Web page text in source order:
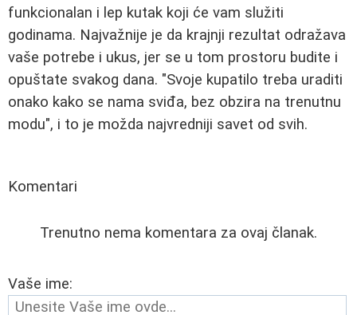
funkcionalan i lep kutak koji će vam služiti
godinama. Najvažnije je da krajnji rezultat odražava
vaše potrebe i ukus, jer se u tom prostoru budite i
opuštate svakog dana. "Svoje kupatilo treba uraditi
onako kako se nama sviđa, bez obzira na trenutnu
modu", i to je možda najvredniji savet od svih.
Komentari
Trenutno nema komentara za ovaj članak.
Vaše ime: